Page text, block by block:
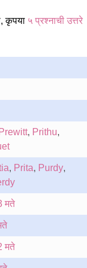
कृपया ५ प्रश्नाची उत्तरे
Prewitt, Prithu,
, Prita, Purdy,
मते
मते